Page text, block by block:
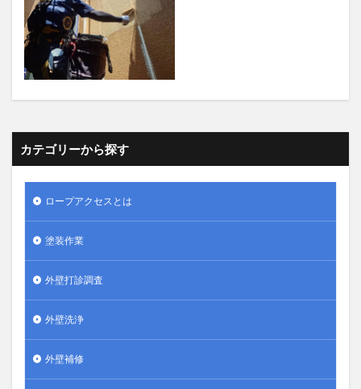
カテゴリーから探す
ロープアクセスとは
塗装作業
外壁打診調査
外壁洗浄
外壁補修